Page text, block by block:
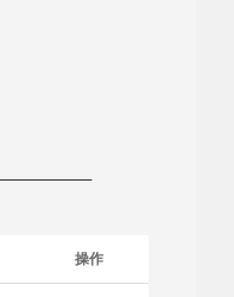
操作